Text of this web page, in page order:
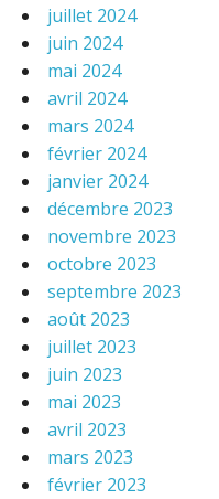
juillet 2024
juin 2024
mai 2024
avril 2024
mars 2024
février 2024
janvier 2024
décembre 2023
novembre 2023
octobre 2023
septembre 2023
août 2023
juillet 2023
juin 2023
mai 2023
avril 2023
mars 2023
février 2023